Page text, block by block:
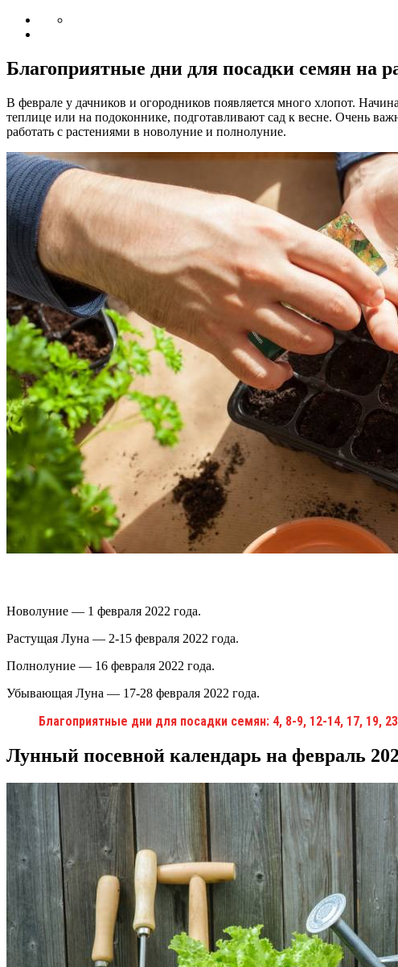
Благоприятные дни для посадки семян на
В феврале у дачников и огородников появляется много хлопот.
теплице или на подоконнике, подготавливают сад к весне. Очень
работать с растениями в новолуние и полнолуние.
Новолуние — 1 февраля 2022 года.
Растущая Луна — 2-15 февраля 2022 года.
Полнолуние — 16 февраля 2022 года.
Убывающая Луна — 17-28 февраля 2022 года.
Благоприятные дни для посадки семян: 4, 8-9, 12-14, 17, 19,
Лунный посевной календарь на февраль